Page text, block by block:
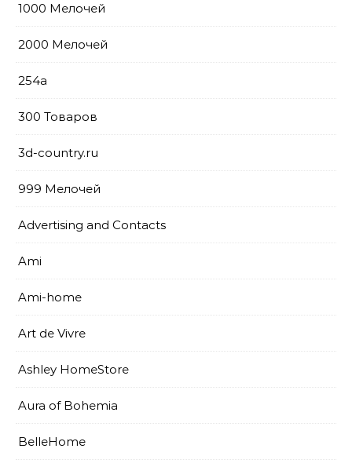
1000 Мелочей
2000 Мелочей
254a
300 Товаров
3d-country.ru
999 Мелочей
Advertising and Contacts
Ami
Ami-home
Art de Vivre
Ashley HomeStore
Aura of Bohemia
BelleHome